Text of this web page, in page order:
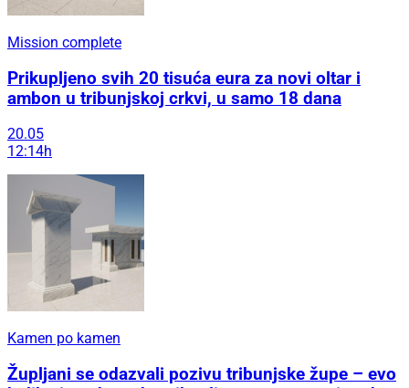
Mission complete
Prikupljeno svih 20 tisuća eura za novi oltar i
ambon u tribunjskoj crkvi, u samo 18 dana
20.05
12:14h
Kamen po kamen
Župljani se odazvali pozivu tribunjske župe – evo